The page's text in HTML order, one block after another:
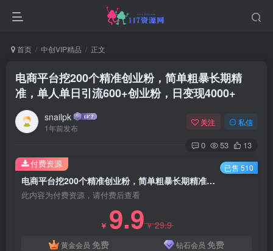
首页 中创VIP精品 正文
电商平台挖200个精准创业粉，简单粗暴长期精
准，单人单日引流600+创业粉，日变现4000+
snailpk
1年前发布
关注 私信
0 53 13
电商平台挖200个精准创业粉，简单粗暴长期精准，单人单日引流600+创业粉，日变现4000+
此内容为付费资源，请付费后查看
￥ 9.9￥29.9
黄金会员 免费 钻石会员 免费
付费资源 已售 510